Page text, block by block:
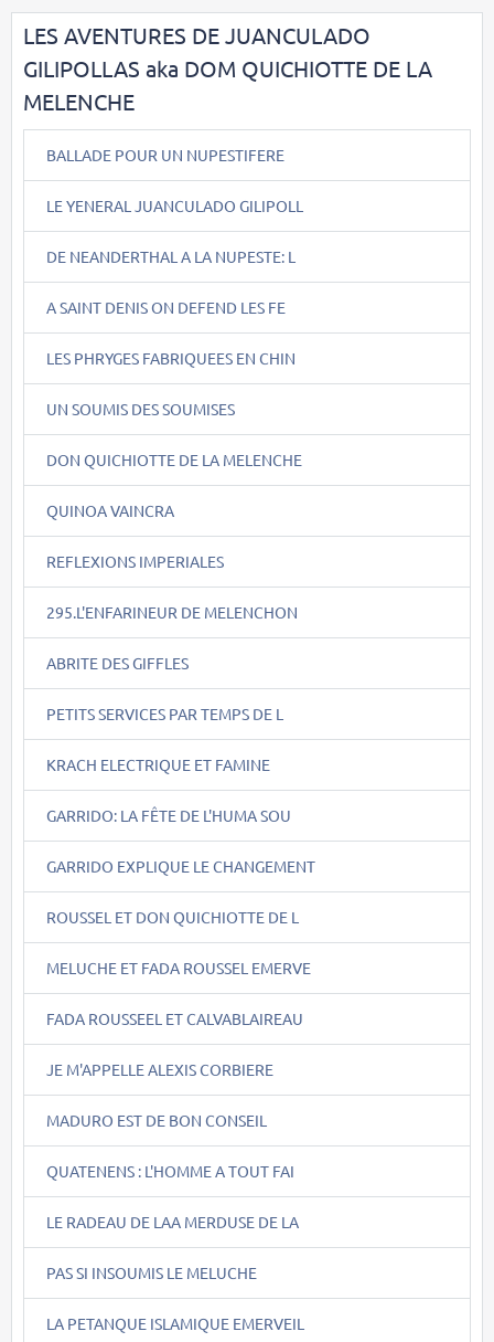
LES AVENTURES DE JUANCULADO
GILIPOLLAS aka DOM QUICHIOTTE DE LA
MELENCHE
BALLADE POUR UN NUPESTIFERE
LE YENERAL JUANCULADO GILIPOLL
DE NEANDERTHAL A LA NUPESTE: L
A SAINT DENIS ON DEFEND LES FE
LES PHRYGES FABRIQUEES EN CHIN
UN SOUMIS DES SOUMISES
DON QUICHIOTTE DE LA MELENCHE
QUINOA VAINCRA
REFLEXIONS IMPERIALES
295.L'ENFARINEUR DE MELENCHON
ABRITE DES GIFFLES
PETITS SERVICES PAR TEMPS DE L
KRACH ELECTRIQUE ET FAMINE
GARRIDO: LA FÊTE DE L'HUMA SOU
GARRIDO EXPLIQUE LE CHANGEMENT
ROUSSEL ET DON QUICHIOTTE DE L
MELUCHE ET FADA ROUSSEL EMERVE
FADA ROUSSEEL ET CALVABLAIREAU
JE M'APPELLE ALEXIS CORBIERE
MADURO EST DE BON CONSEIL
QUATENENS : L'HOMME A TOUT FAI
LE RADEAU DE LAA MERDUSE DE LA
PAS SI INSOUMIS LE MELUCHE
LA PETANQUE ISLAMIQUE EMERVEIL